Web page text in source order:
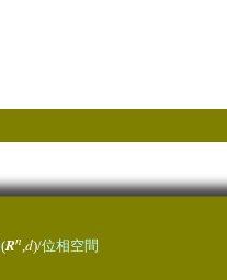
(Rn,d)/位相空間